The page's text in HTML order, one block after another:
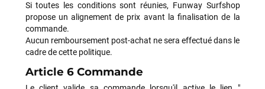
Si toutes les conditions sont réunies, Funway Surfshop
propose un alignement de prix avant la finalisation de la
commande.
Aucun remboursement post-achat ne sera effectué dans le
cadre de cette politique.
Article 6 Commande